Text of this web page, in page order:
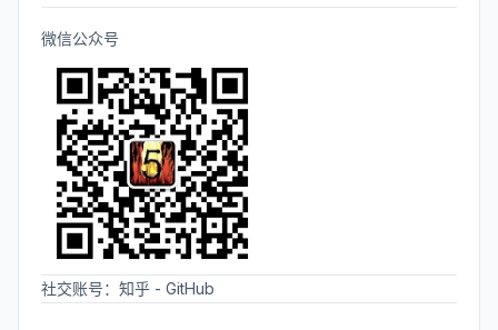
微信公众号
社交账号： 知乎 - GitHub